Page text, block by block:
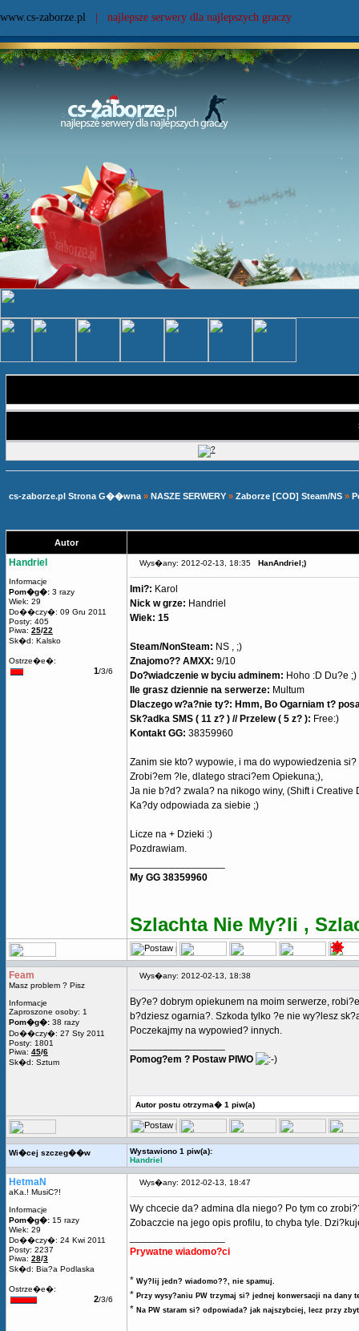
www.cs-zaborze.pl | najlepsze serwery dla najlepszych graczy
cs-zaborze.pl Strona G��wna » NASZE SERWERY » Zaborze [COD] Steam/NS »
Autor
Handriel
Informacje
Pom�g�: 3 razy
Wiek: 29
Do��czy�: 09 Gru 2011
Posty: 405
Piwa: 25/22
Sk�d: Kalsko
Ostrze�e�:
1/3/6
Wys�any: 2012-02-13, 18:35 HanAndriel;)
Imi?: Karol
Nick w grze: Handriel
Wiek: 15
Steam/NonSteam: NS , ;)
Znajomo?? AMXX: 9/10
Do?wiadczenie w byciu adminem: Hoho :D Du?e
Ile grasz dziennie na serwerze: Multum
Dlaczego w?a?nie ty?: Hmm, Bo Ogarniam t?
Sk?adka SMS ( 11 z? ) // Przelew ( 5 z? ): Free:)
Kontakt GG: 38359960
Zanim sie kto? wypowie, i ma do wypowiedzenia
Zrobi?em ?le, dlatego straci?em Opiekuna;),
Ja nie b?d? zwala? na nikogo winy, (Shift i Creative
Ka?dy odpowiada za siebie ;)
Licze na + Dzieki :)
Pozdrawiam.
My GG 38359960
Szlachta Nie My?li ,
Feam
Masz problem ? Pisz
Informacje
Zaproszone osoby: 1
Pom�g�: 38 razy
Do��czy�: 27 Sty 2011
Posty: 1801
Piwa: 45/6
Sk�d: Sztum
Wys�any: 2012-02-13, 18:38
By?e? dobrym opiekunem na moim serwerze,
b?dziesz ogarnia?. Szkoda tylko ?e nie wy?lesz
Poczekajmy na wypowied? innych.
Pomog?em ? Postaw PIWO
Autor postu otrzyma� 1 piw(a)
Wi�cej szczeg��w
Wystawiono 1 piw(a):
Handriel
HetmaN
aKa.! MusiC?!
Informacje
Pom�g�: 15 razy
Wiek: 29
Do��czy�: 24 Kwi 2011
Posty: 2237
Piwa: 28/3
Sk�d: Bia?a Podlaska
Ostrze�e�:
2/3/6
Wys�any: 2012-02-13, 18:47
Wy chcecie da? admina dla niego? Po tym co
Zobaczcie na jego opis profilu, to chyba tyle.
Prywatne wiadomo?ci
* Wy?lij jedn? wiadomo??, nie spamuj.
* Przy wysy?aniu PW trzymaj si? jednej konwersacji na dany
* Na PW staram si? odpowiada? jak najszybciej, lecz przy